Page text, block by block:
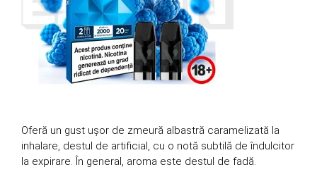
Oferă un gust ușor de zmeură albastră caramelizată la
inhalare, destul de artificial, cu o notă subtilă de îndulcitor
la expirare. În general, aroma este destul de fadă.